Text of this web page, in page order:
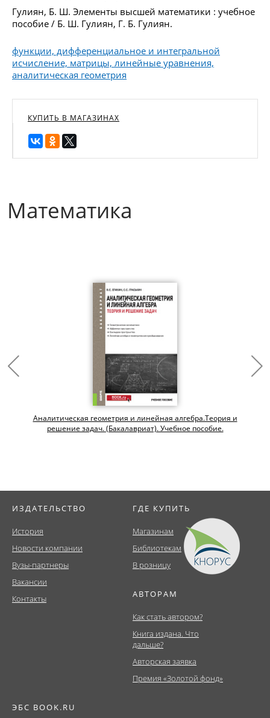
Гулиян, Б. Ш. Элементы высшей математики : учебное
пособие / Б. Ш. Гулиян, Г. Б. Гулиян.
функции, дифференциальное и интегральной
исчисление, матрицы, линейные уравнения,
аналитическая геометрия
КУПИТЬ В МАГАЗИНАХ
Математика
Аналитическая геометрия и линейная алгебра.Теория и
решение задач. (Бакалавриат). Учебное пособие.
ИЗДАТЕЛЬСТВО
История
Новости компании
Вузы-партнеры
Вакансии
Контакты
ГДЕ КУПИТЬ
Магазинам
Библиотекам
В розницу
АВТОРАМ
Как стать автором?
Книга издана. Что
дальше?
Авторская заявка
Премия «Золотой фонд»
ЭБС BOOK.RU